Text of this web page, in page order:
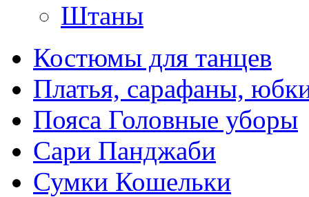
Штаны
Костюмы для танцев
Платья, сарафаны,
Пояса Головные уборы
Сари Панджаби
Сумки Кошельки